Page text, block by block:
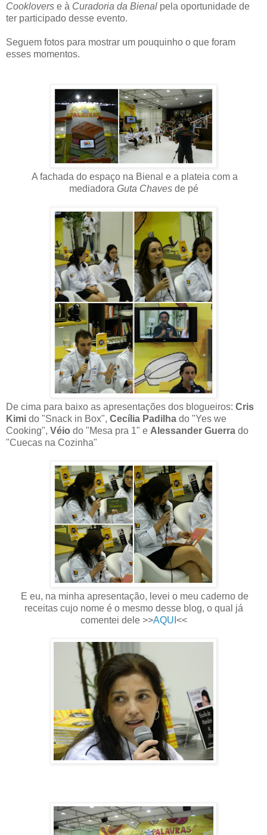
Cooklovers e à Curadoria da Bienal pela oportunidade de
ter participado desse evento.
Seguem fotos para mostrar um pouquinho o que foram
esses momentos.
A fachada do espaço na Bienal e a plateia com a
mediadora Guta Chavesde pé
De cima para baixo as apresentações dos blogueiros: Cris
Kimi do "Snack in Box", Cecília Padilha do "Yes we
Cooking", Véio do "Mesa pra 1" e Alessander Guerra do
"Cuecas na Cozinha"
E eu, na minha apresentação, levei o meu caderno de
receitas cujo nome é o mesmo desse blog, o qual já
comentei dele >>AQUI <<